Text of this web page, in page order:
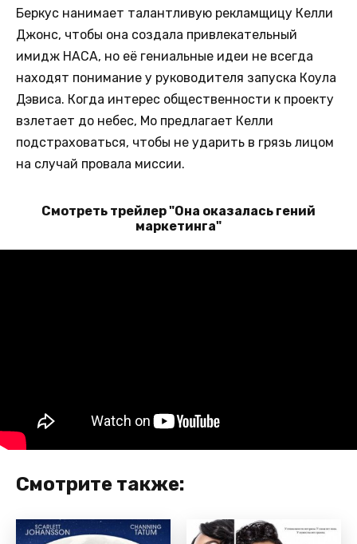
Беркус нанимает талантливую рекламщицу Келли
Джонс, чтобы она создала привлекательный
имидж НАСА, но её гениальные идеи не всегда
находят понимание у руководителя запуска Коула
Дэвиса. Когда интерес общественности к проекту
взлетает до небес, Мо предлагает Келли
подстраховаться, чтобы не ударить в грязь лицом
на случай провала миссии.
Смотреть трейлер "Она оказалась гений
маркетинга"
Смотрите также: